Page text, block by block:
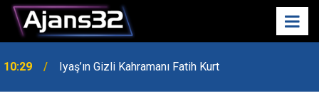
10:29 Iyaş’ın Gizli Kahramanı Fatih Kurt
00:52 Isparta'da Asker Eğlencesinde Kavga Çıktı